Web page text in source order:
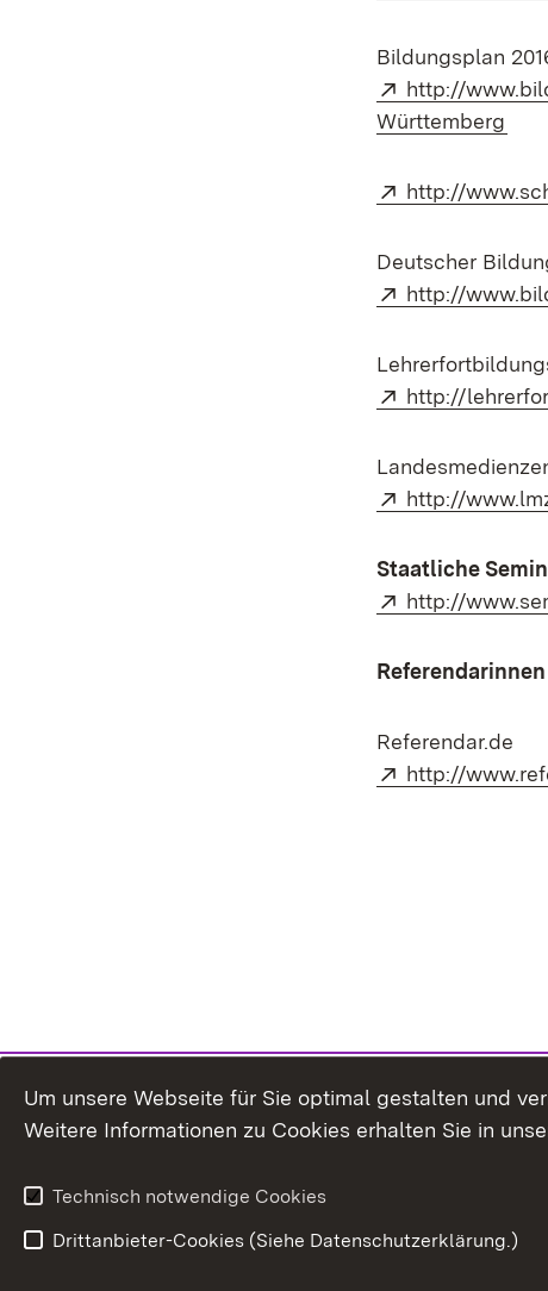
Bildungsplan
Extern:
http://
Württemberg
Extern:
http://
Deutscher
Extern:
http://
Extern:
http://
Extern:
http://
Staatliche
Extern:
http://
Referendar.de
Extern:
http://
Um unsere Webseite für Sie optimal gestalten und
Weitere Informationen zu Cookies erhalten Sie in
Technisch notwendige Cookies
Drittanbieter-Cookies (Siehe Datenschutzerklärung.)